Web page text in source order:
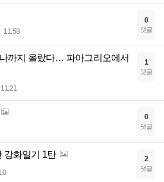
11:58
0
댓글
까지 올랐다… 파아그리오에서
11:21
1
댓글
0
댓글
강화일기 1탄 2
댓글